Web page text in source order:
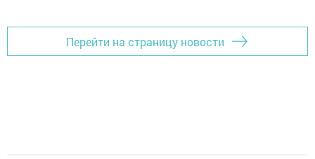
Перейти на страницу новости